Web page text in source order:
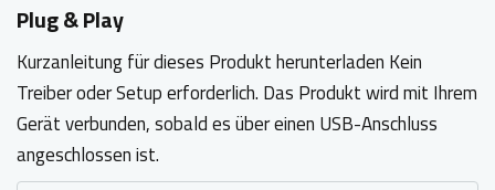
Plug & Play
Kurzanleitung für dieses Produkt herunterladen Kein
Treiber oder Setup erforderlich. Das Produkt wird mit Ihrem
Gerät verbunden, sobald es über einen USB-Anschluss
angeschlossen ist.